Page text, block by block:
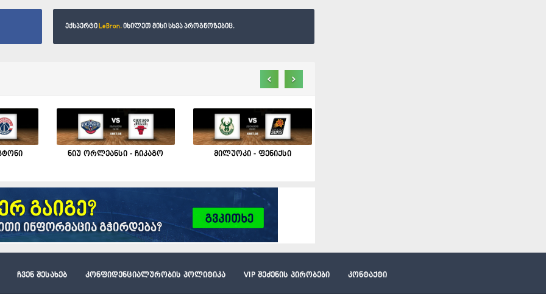
ექსპერტი LeBron.იხილეთ მისი სხვა პროგნოზებიც.
ნიუ ორლეანსი - ჩიკაგო მილუოკი - ფენიქსი
‹ ›
ჩვენ შესახებ კონფიდენციალურობის პოლიტიკა VIP შეძენის პირობები კონტაქტი